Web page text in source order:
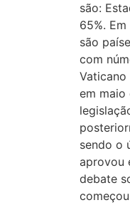
são:
65%.
são
com
em maio
sendo o
aprovou
debate